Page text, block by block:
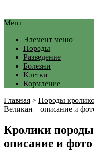
Menu
Элемент меню
Породы
Разведение
Болезни
Клетки
Кормление
Главная > Породы
Великан – описание и
Кролики
описание и фото